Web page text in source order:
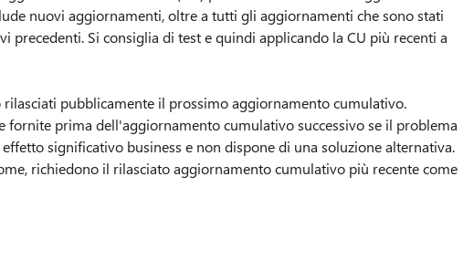
nuovi aggiornamenti, oltre a tutti gli aggiornamenti che sono stati
precedenti. Si consiglia di test e quindi applicando la CU più recenti a
pubblicamente il prossimo aggiornamento cumulativo.
fornite prima dell'aggiornamento cumulativo successivo se il problema
significativo business e non dispone di una soluzione alternativa.
richiedono il rilasciato aggiornamento cumulativo più recente come